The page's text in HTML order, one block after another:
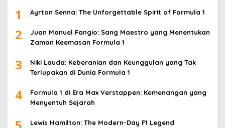
1 Ayrton Senna: The Unforgettable Spirit of Formula 1
2
Juan Manuel Fangio: Sang Maestro yang Menentukan
Zaman Keemasan Formula 1
3
Niki Lauda: Keberanian dan Keunggulan yang Tak
Terlupakan di Dunia Formula 1
4
Formula 1 di Era Max Verstappen: Kemenangan yang
Menyentuh Sejarah
5 Lewis Hamilton: The Modern-Day F1 Legend